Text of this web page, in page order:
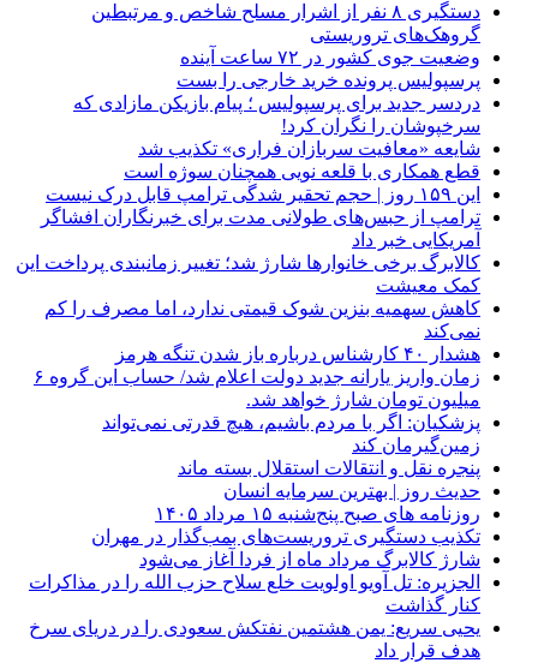
دستگیری ۸ نفر از اشرار مسلح شاخص و مرتبطین
گروهک‌های تروریستی
وضعیت جوی کشور در ۷۲ ساعت آینده
پرسپولیس پرونده خرید خارجی را بست
دردسر جدید برای پرسپولیس ؛ پیام بازیکن مازادی که
سرخپوشان را نگران کرد!
شایعه «معافیت سربازان فراری» تکذیب شد
قطع همکاری با قلعه نویی همچنان سوژه است
این ۱۵۹ روز | حجم تحقیر شدگی ترامپ قابل درک نیست
ترامپ از حبس‌های طولانی مدت برای خبرنگاران افشاگر
آمریکایی خبر داد
کالابرگ برخی خانوارها شارژ شد؛ تغییر زمانبندی پرداخت این
کمک معیشت
کاهش سهمیه بنزین شوک قیمتی ندارد، اما مصرف را کم
نمی‌کند
هشدار ۴۰ کارشناس درباره باز شدن تنگه هرمز
زمان واریز یارانه جدید دولت اعلام شد/ حساب این گروه ۶
میلیون تومان شارژ خواهد شد.
پزشکیان: اگر با مردم باشیم، هیچ قدرتی نمی‌تواند
زمین‌گیرمان کند
پنجره‌ نقل و انتقالات استقلال بسته ماند
حدیث روز | بهترین سرمایه انسان
روزنامه‌ های صبح پنج‌شنبه ۱۵ مرداد ۱۴۰۵
تکذیب دستگیری تروریست‌های بمب‌گذار در مهران
شارژ کالابرگ مرداد ماه از فردا آغاز می‌شود
الجزیره: تل آویو اولویت خلع سلاح حزب الله را در مذاکرات
کنار گذاشت
یحیی سریع: یمن هشتمین نفتکش سعودی را در دریای سرخ
هدف قرار داد